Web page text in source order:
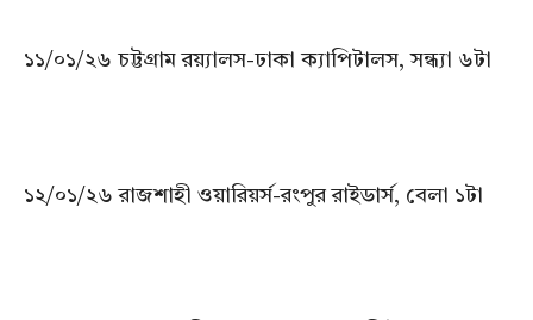
১১/০১/২৬ চট্টগ্রাম রয়্যালস-ঢাকা ক্যাপিটালস, সন্ধ্যা ৬টা
১২/০১/২৬ রাজশাহী ওয়ারিয়র্স-রংপুর রাইডার্স, বেলা ১টা